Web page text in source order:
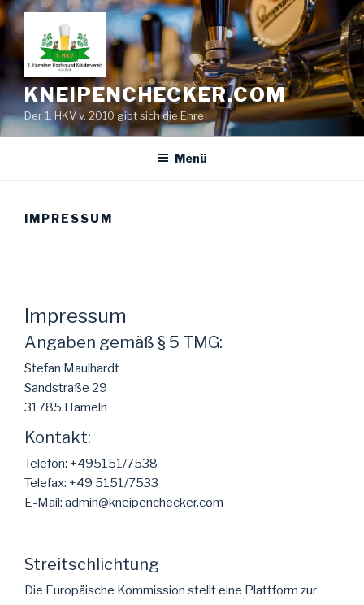
Zum
Inhalt
springen
KNEIPENCHECKER.COM
Der 1. HKV v. 2010 gibt sich die Ehre
Menü
IMPRESSUM
Impressum
Angaben gemäß § 5 TMG:
Stefan Maulhardt
Sandstraße 29
31785 Hameln
Kontakt:
Telefon: +495151/7538
Telefax: +49 5151/7533
E-Mail: admin@kneipenchecker.com
Streitschlichtung
Die Europäische Kommission stellt eine Plattform zur